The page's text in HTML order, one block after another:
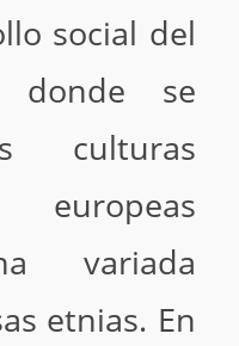
social del
donde se
culturas
variada
etnias. En